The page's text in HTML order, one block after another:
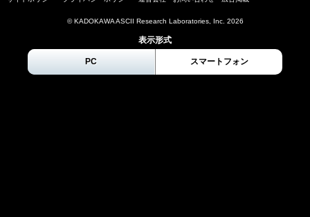
© KADOKAWA ASCII Research Laboratories, Inc. 2026
表示形式
PC スマートフォン